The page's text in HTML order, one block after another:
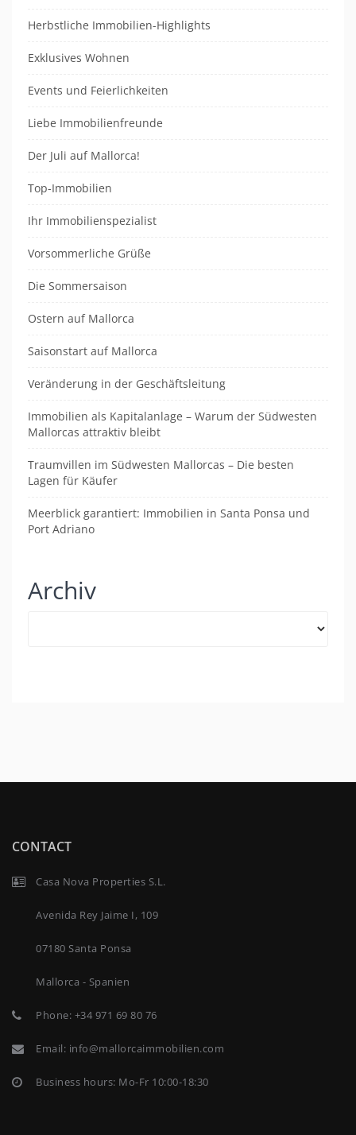
Herbstliche Immobilien-Highlights
Exklusives Wohnen
Events und Feierlichkeiten
Liebe Immobilienfreunde
Der Juli auf Mallorca!
Top-Immobilien
Ihr Immobilienspezialist
Vorsommerliche Grüße
Die Sommersaison
Ostern auf Mallorca
Saisonstart auf Mallorca
Veränderung in der Geschäftsleitung
Immobilien als Kapitalanlage – Warum der Südwesten
Mallorcas attraktiv bleibt
Traumvillen im Südwesten Mallorcas – Die besten
Lagen für Käufer
Meerblick garantiert: Immobilien in Santa Ponsa und
Port Adriano
Archiv
CONTACT
Casa Nova Properties S.L.
Avenida Rey Jaime I, 109
07180 Santa Ponsa
Mallorca - Spanien
Phone: +34 971 69 80 76
Email: info@mallorcaimmobilien.com
Business hours: Mo-Fr 10:00-18:30